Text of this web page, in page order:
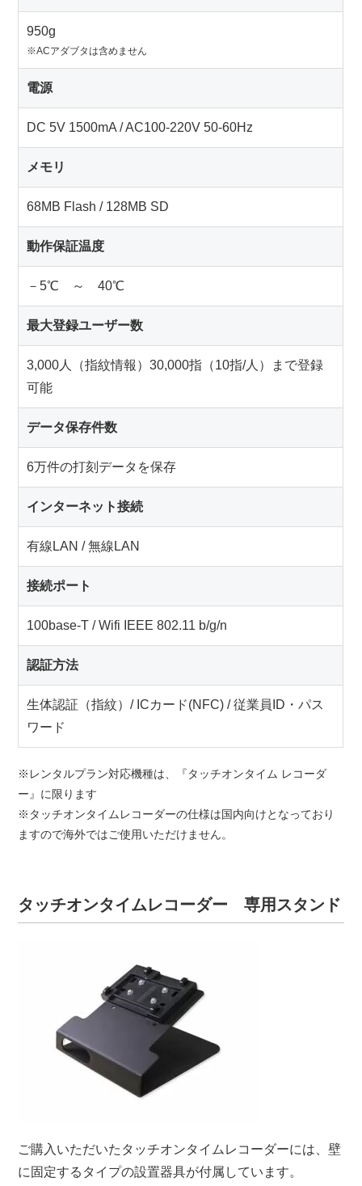
950g
※ACアダブタは含めません
電源
DC 5V 1500mA / AC100-220V 50-60Hz
メモリ
68MB Flash / 128MB SD
動作保証温度
－5℃ ～ 40℃
最大登録ユーザー数
3,000人（指紋情報）30,000指（10指/人）まで登録
可能
データ保存件数
6万件の打刻データを保存
インターネット接続
有線LAN / 無線LAN
接続ポート
100base-T / Wifi IEEE 802.11 b/g/n
認証方法
生体認証（指紋）/ ICカード(NFC) / 従業員ID・パス
ワード
※レンタルプラン対応機種は、『タッチオンタイム レコーダ
ー』に限ります
※タッチオンタイムレコーダーの仕様は国内向けとなっており
ますので海外ではご使用いただけません。
タッチオンタイムレコーダー 専用スタンド
ご購入いただいたタッチオンタイムレコーダーには、壁
に固定するタイプの設置器具が付属しています。